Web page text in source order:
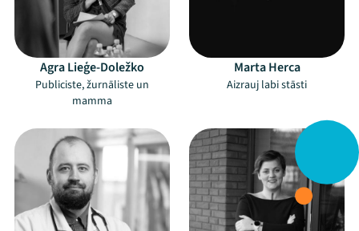
Agra Lieģe-Doležko
Publiciste, žurnāliste un
mamma
Marta Herca
Aizrauj labi stāsti